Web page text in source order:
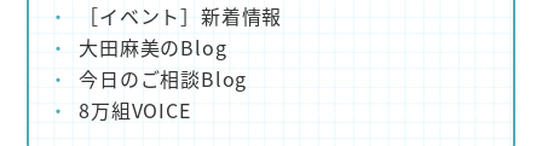
［イベント］新着情報
大田麻美のBlog
今日のご相談Blog
8万組VOICE